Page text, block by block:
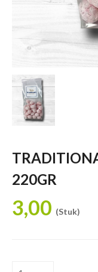
220GR
3,00 (Stuk)